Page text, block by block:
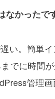
なかったで
い。簡単
でに時間が
管理